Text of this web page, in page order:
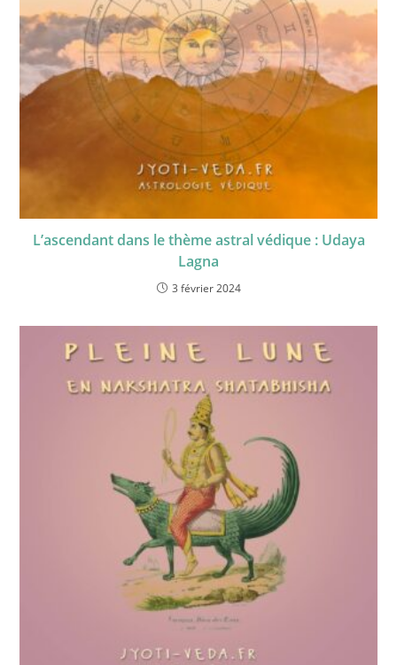
L’ascendant dans le thème astral védique : Udaya
Lagna
3 février 2024